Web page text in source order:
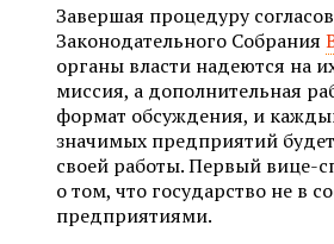
Завершая процедуру
Законодательного Собрания
органы власти надеются на
миссия, а дополнительная
формат обсуждения, и
значимых предприятий
своей работы. Первый вице-
о том, что государство не в
предприятиями.